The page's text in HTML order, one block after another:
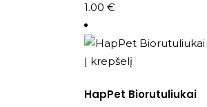
1.00 €
Į krepšelį
HapPet Biorutuliukai